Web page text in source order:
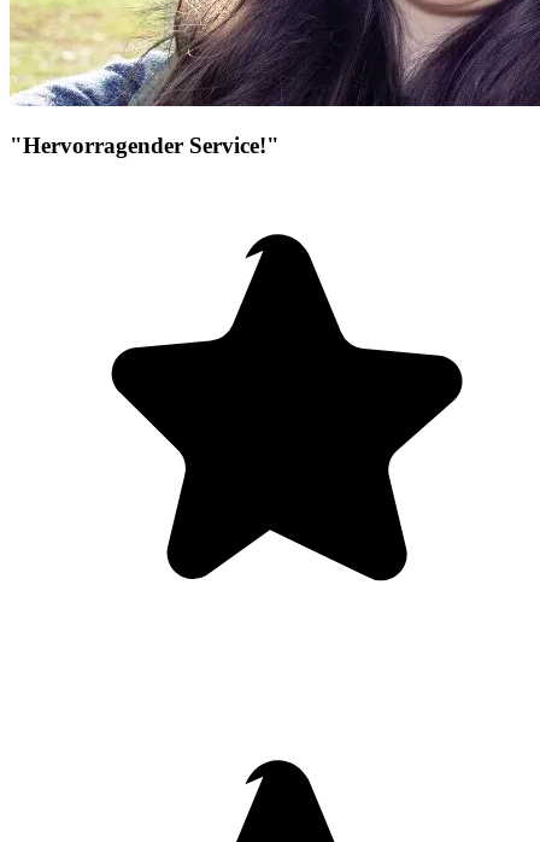
"Hervorragender Service!"